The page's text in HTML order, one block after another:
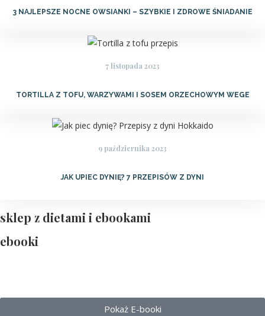
3 NAJLEPSZE NOCNE OWSIANKI – SZYBKIE I ZDROWE ŚNIADANIE
7 listopada 2023
TORTILLA Z TOFU, WARZYWAMI I SOSEM ORZECHOWYM WEGE
9 października 2023
JAK UPIEC DYNIĘ? 7 PRZEPISÓW Z DYNI
sklep z dietami i ebookami
ebooki
Pokaż E-booki